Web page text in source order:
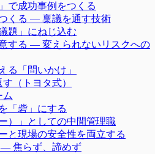
で成功事例をつくる
くる ― 稟議を通す技術
題」にねじ込む
する ― 変えられないリスクへの
る「問いかけ」
（トヨタ式）
ム
「砦」にする
）」としての中間管理職
と現場の安全性を両立する
焦らず、諦めず